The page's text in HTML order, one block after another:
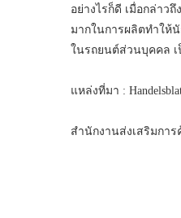
อย่างไรก็ดี เมื่อกล่าว
มากในการผลิตทำให้
ในรถยนต์ส่วนบุคคล
แหล่งที่มา :
สำนักงานส่งเสริมกา